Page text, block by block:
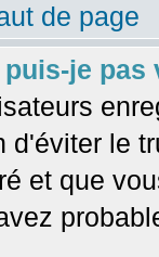
de page
je pas
d'éviter le
et que